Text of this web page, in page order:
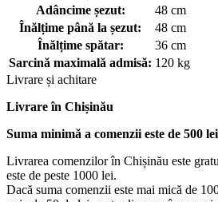
Adâncime șezut:
48 cm
Înălțime până la șezut:
48 cm
Înălțime spătar:
36 cm
Sarcină maximală admisă: 120 kg
Livrare și achitare
Livrareîn Chișinău
Suma minimă a comenzii este de 500 lei
Livrarea comenzilor în Chișinău este
este de peste 1000 lei.
Dacă suma comenzii este mai mică de